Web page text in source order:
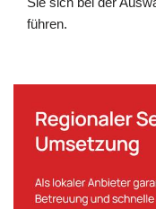
führen.